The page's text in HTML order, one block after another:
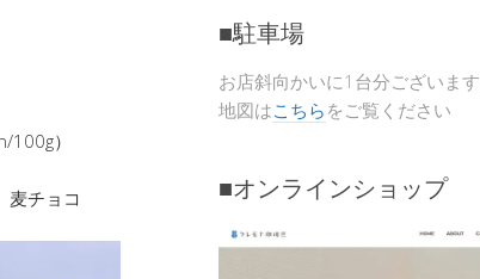
）
麦チョコ
■駐車場
お店斜向かいに1台分ございます
地図はこちら をご覧ください
■オンラインショップ